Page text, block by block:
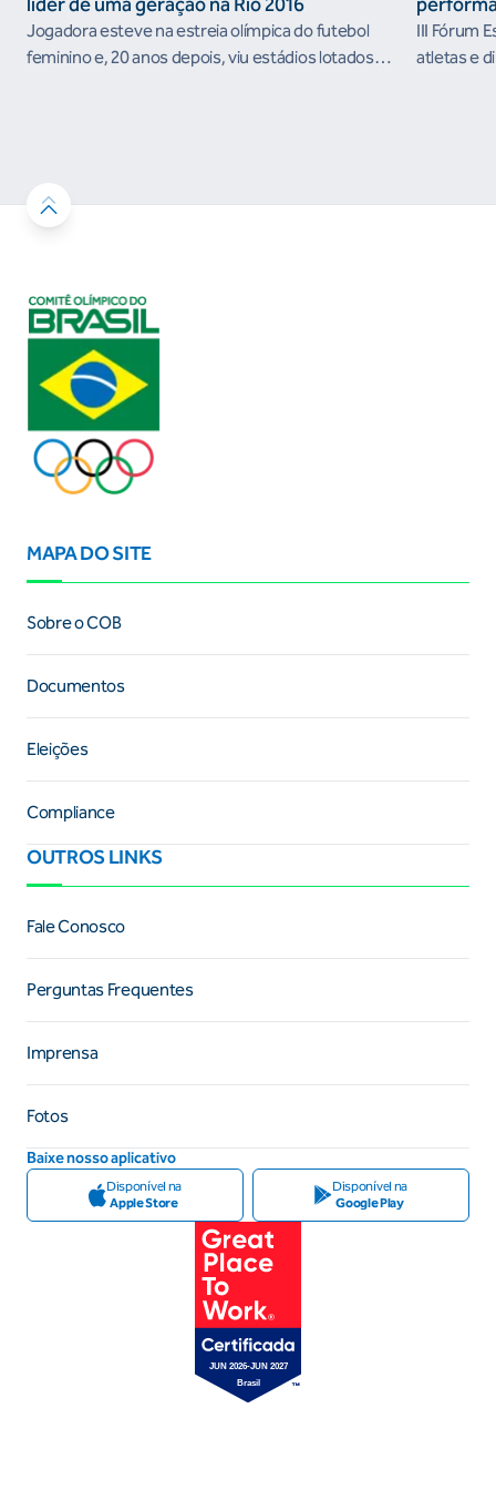
Jogadora esteve na estreia olímpica do futebol
feminino e, 20 anos depois, viu estádios lotados
III Fórum
atletas e
MAPA DO SITE
Sobre o COB
Documentos
Eleições
Compliance
OUTROS LINKS
Fale Conosco
Perguntas Frequentes
Imprensa
Fotos
Baixe nosso aplicativo
Disponível na
Apple Store
Disponível na
Google Play